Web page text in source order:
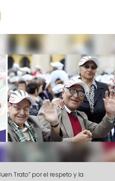
Trato” por el respeto y la